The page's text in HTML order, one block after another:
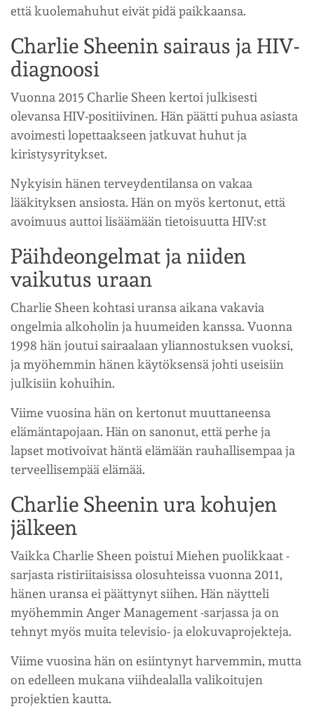
että kuolemahuhut eivät pidä paikkaansa.
Charlie Sheenin sairaus ja HIV-
diagnoosi
Vuonna 2015 Charlie Sheen kertoi julkisesti
olevansa HIV-positiivinen. Hän päätti puhua asiasta
avoimesti lopettaakseen jatkuvat huhut ja
kiristysyritykset.
Nykyisin hänen terveydentilansa on vakaa
lääkityksen ansiosta. Hän on myös kertonut, että
avoimuus auttoi lisäämään tietoisuutta HIV:st
Päihdeongelmat ja niiden
vaikutus uraan
Charlie Sheen kohtasi uransa aikana vakavia
ongelmia alkoholin ja huumeiden kanssa. Vuonna
1998 hän joutui sairaalaan yliannostuksen vuoksi,
ja myöhemmin hänen käytöksensä johti useisiin
julkisiin kohuihin.
Viime vuosina hän on kertonut muuttaneensa
elämäntapojaan. Hän on sanonut, että perhe ja
lapset motivoivat häntä elämään rauhallisempaa ja
terveellisempää elämää.
Charlie Sheenin ura kohujen
jälkeen
Vaikka Charlie Sheen poistui Miehen puolikkaat -
sarjasta ristiriitaisissa olosuhteissa vuonna 2011,
hänen uransa ei päättynyt siihen. Hän näytteli
myöhemmin Anger Management -sarjassa ja on
tehnyt myös muita televisio- ja elokuvaprojekteja.
Viime vuosina hän on esiintynyt harvemmin, mutta
on edelleen mukana viihdealalla valikoitujen
projektien kautta.